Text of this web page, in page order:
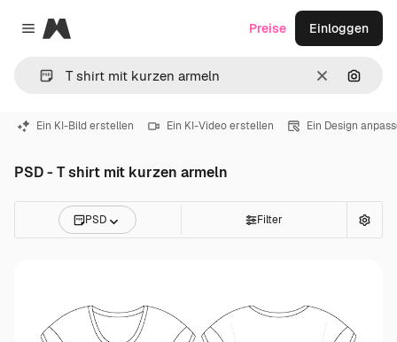
Close menu
Magnific
LöschenNach
Preise Einloggen
Ein KI-Bild erstellen Ein KI-Video erstellen Ein Design
PSD - T shirt mit kurzen armeln
PSD Filter